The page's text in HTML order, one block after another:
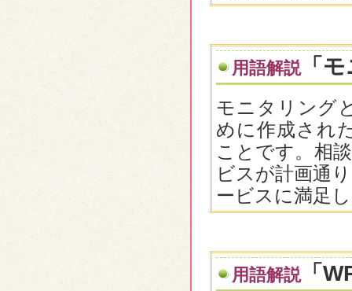
用語解説「モ
モニタリング
めに作成され
ことです。相
ビスが計画通
ービスに満足
用語解説「